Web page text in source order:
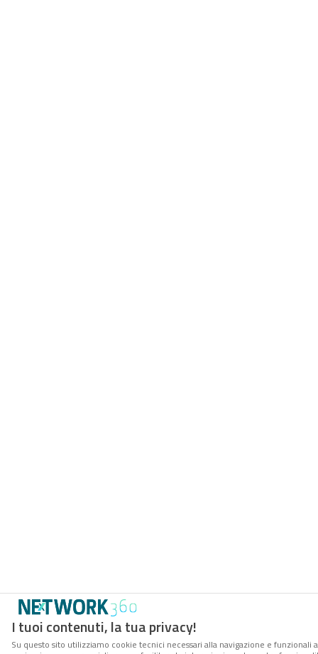
I tuoi contenuti, la tua privacy!
Su questo sito utilizziamo cookie tecnici necessari alla navigazione e